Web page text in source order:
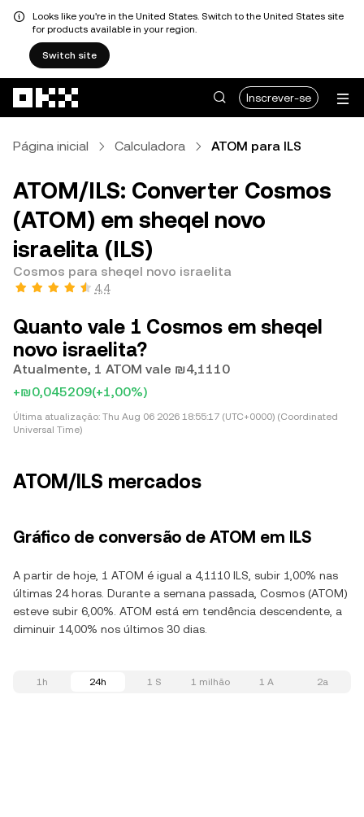
Looks like you're in the United States. Switch to the United States site
for products available in your region.
Switch site
Inscrever-se
Página inicial Calculadora ATOM para ILS
ATOM/ILS: Converter Cosmos
(ATOM) em sheqel novo
israelita (ILS)
Cosmos para sheqel novo israelita
4,4
Quanto vale 1 Cosmos em sheqel
novo israelita?
Atualmente, 1 ATOM vale ₪4,1110
+₪0,045209(+1,00%)
Última atualização: Thu Aug 06 2026 18:55:17 (UTC+0000) (Coordinated
Universal Time)
ATOM/ILS mercados
Gráfico de conversão de ATOM em ILS
A partir de hoje, 1 ATOM é igual a 4,1110 ILS, subir 1,00% nas
últimas 24 horas. Durante a semana passada, Cosmos (ATOM)
esteve subir 6,00%. ATOM está em tendência descendente, a
diminuir 14,00% nos últimos 30 dias.
1h 24h 1 S 1 milhão 1 A 2a